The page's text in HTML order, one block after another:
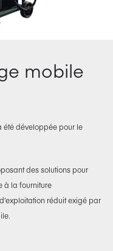
mobile
développée pour le
des solutions pour
à la fourniture
réduit exigé par